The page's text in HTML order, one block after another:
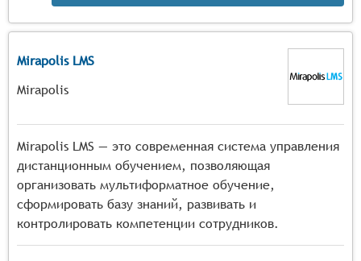
Mirapolis LMS
Mirapolis
Mirapolis LMS — это современная система управления
дистанционным обучением, позволяющая
организовать мультиформатное обучение,
сформировать базу знаний, развивать и
контролировать компетенции сотрудников.